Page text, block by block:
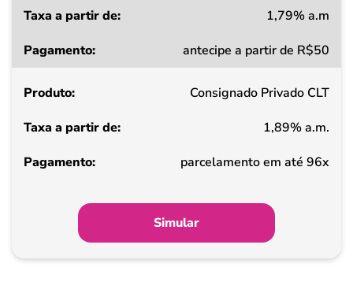
a
de
Pagamento
1,79% a.m
antecipe a partir de R$50
Consignado Privado CLT
1,89% a.m.
parcelamento em até 96x
Simular